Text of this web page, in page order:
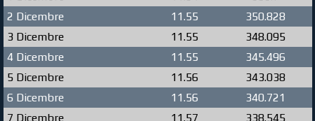
2 Dicembre
11.55
350.828
3 Dicembre
11.55
348.095
4 Dicembre
11.55
345.496
5 Dicembre
11.56
343.038
6 Dicembre
11.56
340.721
7 Dicembre
11.57
338.545